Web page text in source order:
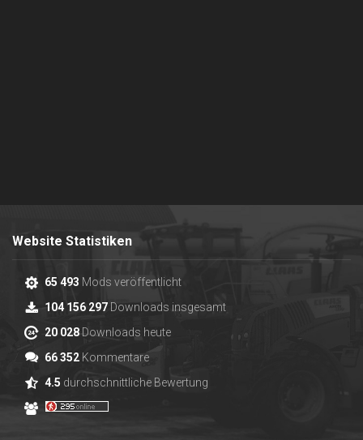
Website Statistiken
65 493 Mods veröffentlicht
104 156 297 Downloads insgesamt
20 028Downloads heute
66 352 Kommentare
4.5 durchschnittliche Bewertung